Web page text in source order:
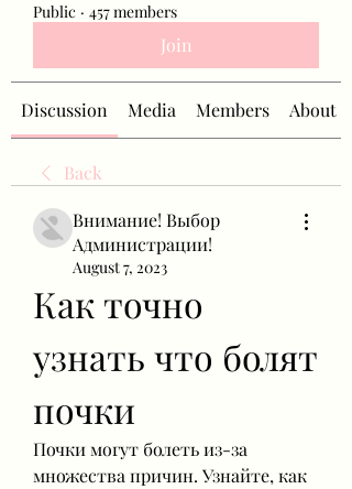
Public · 457 members
Join
Discussion Media Members About
Back
Внимание! Выбор
Администрации!
August 7, 2023
Как точно
узнать что болят
почки
Почки могут болеть из-за
множества причин. Узнайте, как